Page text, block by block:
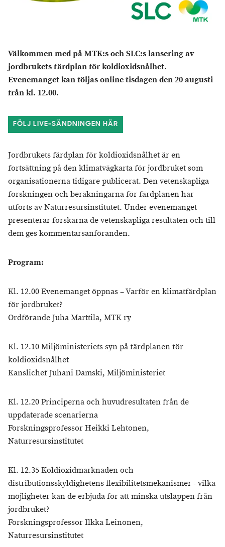
Välkommen med på MTK:s och SLC:s lansering av
jordbrukets färdplan för koldioxidsnålhet.
Evenemanget kan följas online tisdagen den 20 augusti
från kl. 12.00.
FÖLJ LIVE-SÄNDNINGEN HÄR
Jordbrukets färdplan för koldioxidsnålhet är en
fortsättning på den klimatvägkarta för jordbruket som
organisationerna tidigare publicerat. Den vetenskapliga
forskningen och beräkningarna för färdplanen har
utförts av Naturresursinstitutet. Under evenemanget
presenterar forskarna de vetenskapliga resultaten och till
dem ges kommentarsanföranden.
Program:
Kl. 12.00 Evenemanget öppnas – Varför en klimatfärdplan
för jordbruket?
Ordförande Juha Marttila, MTK ry
Kl. 12.10 Miljöministeriets syn på färdplanen för
koldioxidsnålhet
Kanslichef Juhani Damski, Miljöministeriet
Kl. 12.20 Principerna och huvudresultaten från de
uppdaterade scenarierna
Forskningsprofessor Heikki Lehtonen,
Naturresursinstitutet
Kl. 12.35 Koldioxidmarknaden och
distributionsskyldighetens flexibilitetsmekanismer - vilka
möjligheter kan de erbjuda för att minska utsläppen från
jordbruket?
Forskningsprofessor Ilkka Leinonen,
Naturresursinstitutet